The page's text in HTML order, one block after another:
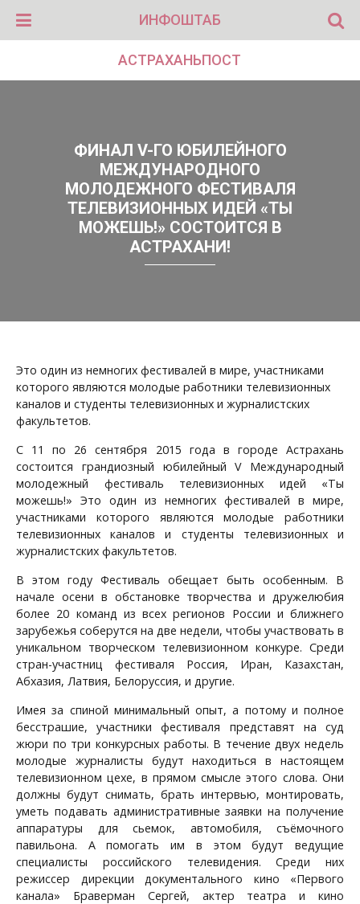
ИНФОШТАБ
АСТРАХАНЬПОСТ
ФИНАЛ V-ГО ЮБИЛЕЙНОГО
МЕЖДУНАРОДНОГО
МОЛОДЕЖНОГО ФЕСТИВАЛЯ
ТЕЛЕВИЗИОННЫХ ИДЕЙ «ТЫ
МОЖЕШЬ!» СОСТОИТСЯ В
АСТРАХАНИ!
Это один из немногих фестивалей в мире, участниками
которого являются молодые работники телевизионных
каналов и студенты телевизионных и журналистских
факультетов.
С 11 по 26 сентября 2015 года в городе Астрахань
состоится грандиозный юбилейный V Международный
молодежный фестиваль телевизионных идей «Ты
можешь!» Это один из немногих фестивалей в мире,
участниками которого являются молодые работники
телевизионных каналов и студенты телевизионных и
журналистских факультетов.
В этом году Фестиваль обещает быть особенным. В
начале осени в обстановке творчества и дружелюбия
более 20 команд из всех регионов России и ближнего
зарубежья соберутся на две недели, чтобы участвовать в
уникальном творческом телевизионном конкуре. Среди
стран-участниц фестиваля Россия, Иран, Казахстан,
Абхазия, Латвия, Белоруссия, и другие.
Имея за спиной минимальный опыт, а потому и полное
бесстрашие, участники фестиваля представят на суд
жюри по три конкурсных работы. В течение двух недель
молодые журналисты будут находиться в настоящем
телевизионном цехе, в прямом смысле этого слова. Они
должны будут снимать, брать интервью, монтировать,
уметь подавать административные заявки на получение
аппаратуры для сьемок, автомобиля, съёмочного
павильона. А помогать им в этом будут ведущие
специалисты российского телевидения. Среди них
режиссер дирекции документального кино «Первого
канала» Браверман Сергей, актер театра и кино